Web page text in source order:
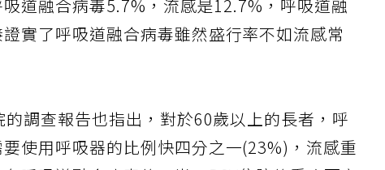
道融合病毒5.7%，流感是12.7%，呼吸道融
實了呼吸道融合病毒雖然盛行率不如流感常
調查報告也指出，對於60歲以上的長者，呼
使用呼吸器的比例快四分之一(23%)，流感重